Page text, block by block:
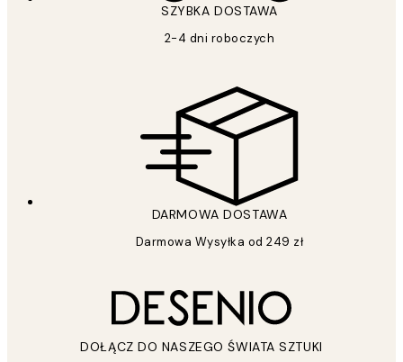
SZYBKA DOSTAWA
2-4 dni roboczych
DARMOWA DOSTAWA
Darmowa Wysyłka od 249 zł
DOŁĄCZ DO NASZEGO ŚWIATA SZTUKI